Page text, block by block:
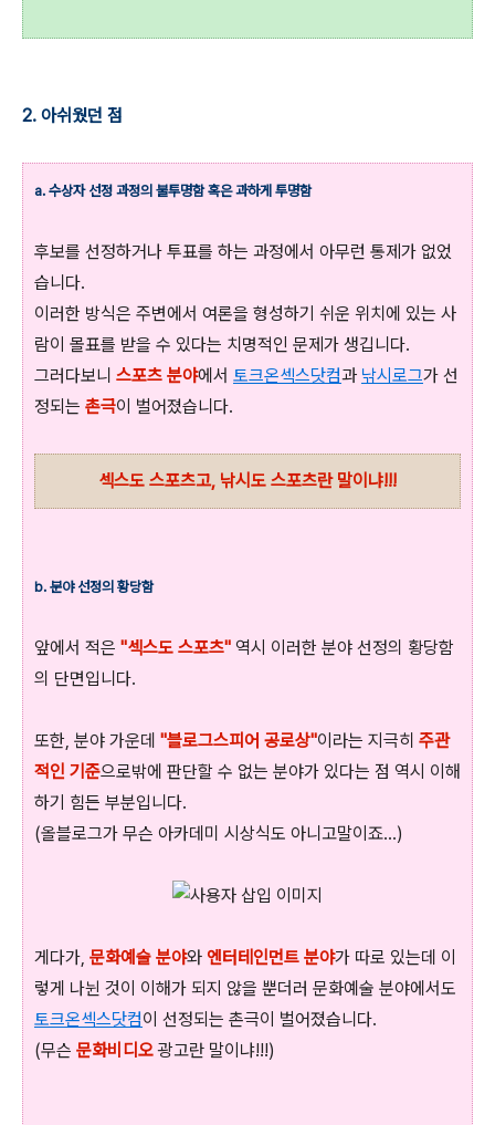
2. 아쉬웠던 점
a. 수상자 선정 과정의 불투명함 혹은 과하게 투명함
후보를 선정하거나 투표를 하는 과정에서 아무런 통제가 없었
습니다.
이러한 방식은 주변에서 여론을 형성하기 쉬운 위치에 있는 사
람이 몰표를 받을 수 있다는 치명적인 문제가 생깁니다.
그러다보니 스포츠 분야에서 토크온섹스닷컴과 낚시로그가 선
정되는 촌극이 벌어졌습니다.
섹스도 스포츠고, 낚시도 스포츠란 말이냐!!!
b. 분야 선정의 황당함
앞에서 적은 "섹스도 스포츠" 역시 이러한 분야 선정의 황당함
의 단면입니다.
또한, 분야 가운데 "블로그스피어 공로상"이라는 지극히 주관
적인 기준으로밖에 판단할 수 없는 분야가 있다는 점 역시 이해
하기 힘든 부분입니다.
(올블로그가 무슨 아카데미 시상식도 아니고말이죠...)
게다가, 문화예술 분야와 엔터테인먼트 분야가 따로 있는데 이
렇게 나뉜 것이 이해가 되지 않을 뿐더러 문화예술 분야에서도
토크온섹스닷컴이 선정되는 촌극이 벌어졌습니다.
(무슨 문화비디오광고란 말이냐!!!)